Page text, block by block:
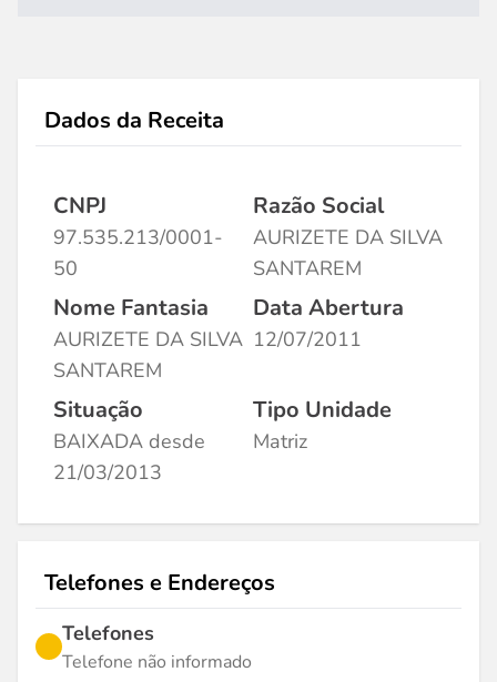
Dados da Receita
CNPJ
97.535.213/0001-
50
Razão Social
AURIZETE DA SILVA
SANTAREM
Nome Fantasia
AURIZETE DA SILVA
SANTAREM
Data Abertura
12/07/2011
Situação
BAIXADA desde
21/03/2013
Tipo Unidade
Matriz
Telefones e Endereços
Telefones
Telefone não informado